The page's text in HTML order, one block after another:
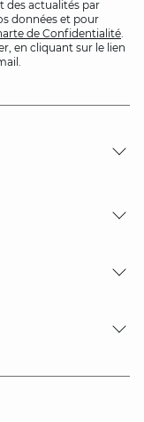
des actualités par
données et pour
de Confidentialité.
en cliquant sur le lien